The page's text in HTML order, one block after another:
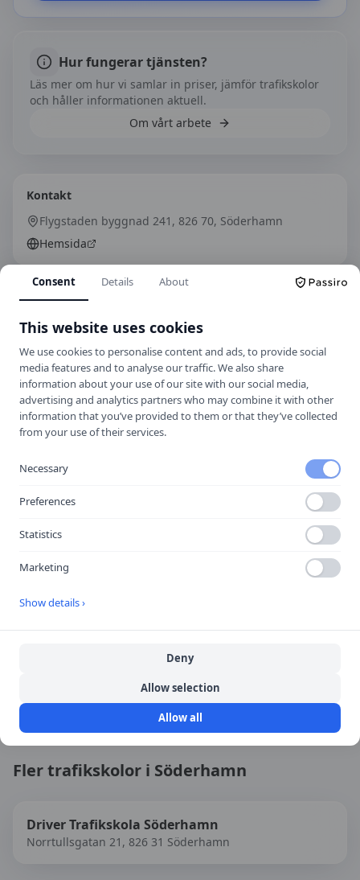
Hur fungerar tjänsten?
Läs mer om hur vi samlar in priser, jämför trafikskolor
och håller informationen aktuell.
Om vårt arbete
Kontakt
Flygstaden byggnad 241, 826 70, Söderhamn
Hemsida
Senast uppdaterad:2026-08-09
Halkbanan i Söderhamn→
Fler trafikskolor i Söderhamn
Driver Trafikskola Söderhamn
Norrtullsgatan 21, 826 31 Söderhamn
Consent Details About
This website uses cookies
We use cookies to personalise content and ads, to provide social
media features and to analyse our traffic. We also share
information about your use of our site with our social media,
advertising and analytics partners who may combine it with other
information that you’ve provided to them or that they’ve collected
from your use of their services.
Necessary
Preferences
Statistics
Marketing
Show details ›
Deny
Allow selection
Allow all